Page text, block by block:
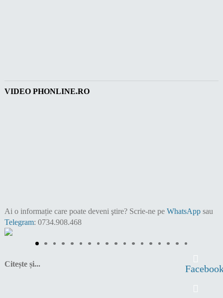
VIDEO PHONLINE.RO
Ai o informație care poate deveni ştire? Scrie-ne pe WhatsAppsau
Telegram: 0734.908.468
Citește și...